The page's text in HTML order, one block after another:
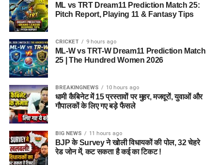
जेल नहीं, रेजिडेंशियल कॉम्प्लेक्स जैसा
होगा माहौल
आलंबन गांव की सबसे खास बात यही होगी कि यहां रहने वाली महिलाओं
और बच्चों को यह महसूस न हो कि वे किसी जेल या बंद संस्थान में रह रहे
ML vs TRT Dream11 Prediction Match 25:
Pitch Report, Playing 11 & Fantasy Tips
CRICKET 9 hours ago
ML-W vs TRT-W Dream11 Prediction Match
25 | The Hundred Women 2026
BREAKINGNEWS 10 hours ago
धामी कैबिनेट में 15 प्रस्तावों पर मुहर, मजदूरों, युवाओं और
गौपालकों के लिए गए बड़े फैसले
BIG NEWS 11 hours ago
BJP के Survey ने खोली विधायकों की पोल, 32 चेहरे
रेड जोन में, कट सकता है कई का टिकट !